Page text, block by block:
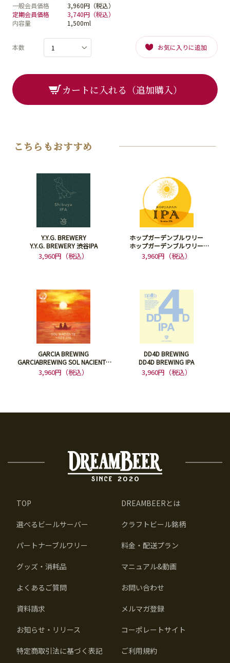
一般会員価格
3,960円（税込）
定期会員価格
3,740円（税込）
内容量
1,500ml
本数 お気に入りに追加
カートに入れる（追加購入）
こちらもおすすめ
Y.Y.G. BREWERY
Y.Y.G. BREWERY 渋谷IPA
3,960円（税込）
ホップガーデンブルワリー
ホップガーデンブルワリー
HOPJAPAN IPA
3,960円（税込）
GARCIA BREWING
GARCIABREWING SOL NACIENTE
HAZY IPA DDH
3,960円（税込）
DD4D BREWING
DD4D BREWING IPA
3,960円（税込）
TOP DREAMBEERとは
選べるビールサーバー クラフトビール銘柄
パートナーブルワリー 料金・配送プラン
グッズ・消耗品 マニュアル&動画
よくあるご質問 お問い合わせ
資料請求 メルマガ登録
お知らせ・リリース コーポレートサイト
特定商取引法に基づく表記 ご利用規約